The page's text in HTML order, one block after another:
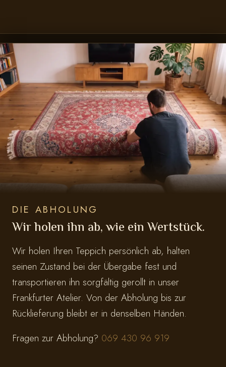
DIE ABHOLUNG
Wir holen ihn ab, wie ein Wertstück.
Wir holen Ihren Teppich persönlich ab, halten
seinen Zustand bei der Übergabe fest und
transportieren ihn sorgfältig gerollt in unser
Frankfurter Atelier. Von der Abholung bis zur
Rücklieferung bleibt er in denselben Händen.
Fragen zur Abholung? 069 430 96 919